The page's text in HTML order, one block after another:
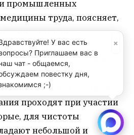
и промышленных
труда, поясняет,
по оценке
проводятся в
НИИ, куда перенесена
на медном заводе и
проходят при участии
для чистоты
небольшой и
×
У вас есть
Приглашаем вас в
чат - общаемся,
повестку дня,
;-)